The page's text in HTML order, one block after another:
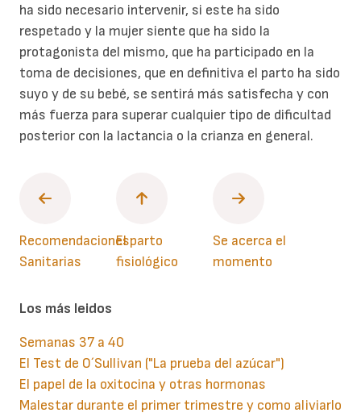
ha sido necesario intervenir, si este ha sido
respetado y la mujer siente que ha sido la
protagonista del mismo, que ha participado en la
toma de decisiones, que en definitiva el parto ha sido
suyo y de su bebé, se sentirá más satisfecha y con
más fuerza para superar cualquier tipo de dificultad
posterior con la lactancia o la crianza en general.
Recomendaciones
Sanitarias
El parto
fisiológico
Se acerca el
momento
Los más leidos
Semanas 37 a 40
El Test de O´Sullivan ("La prueba del azúcar")
El papel de la oxitocina y otras hormonas
Malestar durante el primer trimestre y como aliviarlo